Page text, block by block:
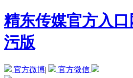
精东传媒官方入
污版
官方微博| 官方微信